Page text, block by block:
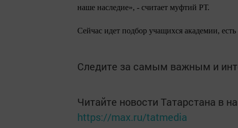
наше наследие», - считает муфтий РТ.
Сейчас идет подбор учащихся академии,
Следите за самым важным и
Читайте новости Татарстана в
https://max.ru/tatmedia